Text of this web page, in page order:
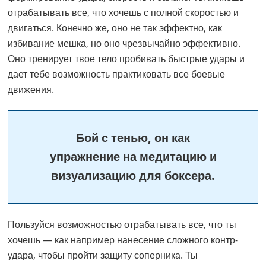
отрабатывать все, что хочешь с полной скоростью и
двигаться. Конечно же, оно не так эффектно, как
избивание мешка, но оно чрезвычайно эффективно.
Оно тренирует твое тело пробивать быстрые удары и
дает тебе возможность практиковать все боевые
движения.
Бой с тенью, он как
упражнение на медитацию и
визуализацию для боксера.
Пользуйся возможностью отрабатывать все, что ты
хочешь — как например нанесение сложного контр-
удара, чтобы пройти защиту соперника. Ты